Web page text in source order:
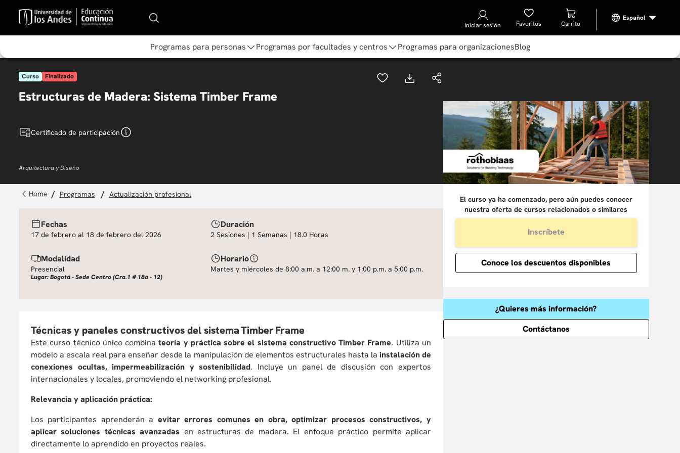
Iniciar sesión Favoritos
Programas para personas Programas por facultades y centros Programas para organizacionesBlog
Curso Finalizado
Estructuras de Madera: Sistema Timber Frame
Certificado de participación
Arquitectura y Diseño
programas actualización profesional
Fechas
17 de febrero al 18 de febrero del 2026
Duración
2 Sesiones | 1 Semanas | 18.0 Horas
Modalidad
Presencial
Lugar: Bogotá - Sede Centro (Cra.1 # 18a - 12)
Horario
Martes y miércoles de 8:00 a.m. a 12:00 m. y 1:00 p.m. a 5:00 p.m.
Técnicas y paneles constructivos del sistema Timber Frame
Este curso técnico único combinateoría y práctica sobre el sistema constructivo Timber Frame. Utiliza un
modelo a escala real para enseñar desde la manipulación de elementos estructurales hasta la instalación de
conexiones ocultas, impermeabilización y sostenibilidad. Incluye un panel de discusión con expertos
internacionales y locales, promoviendo el networking profesional.
Relevancia y aplicación práctica:
Los participantes aprenderán a evitar errores comunes en obra, optimizar procesos constructivos, y
aplicar soluciones técnicas avanzadas en estructuras de madera. El enfoque práctico permite aplicar
directamente lo aprendido en proyectos reales.
El curso ya ha comenzado, pero aún puedes conocer
nuestra oferta de cursos relacionados o similares
Inscríbete
Conoce los descuentos disponibles
¿Quieres más información?
Contáctanos